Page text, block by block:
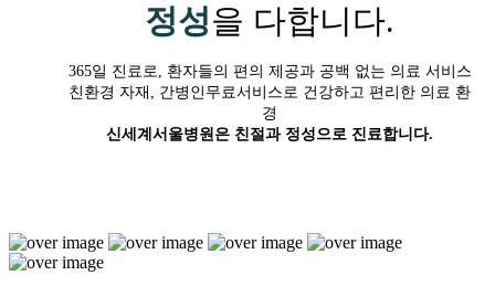
정성을 다합니다.
365일 진료로, 환자들의 편의 제공과 공백 없는 의료 서비스
친환경 자재, 간병인무료서비스로 건강하고 편리한 의료 환
경
신세계서울병원은 친절과 정성으로 진료합니다.